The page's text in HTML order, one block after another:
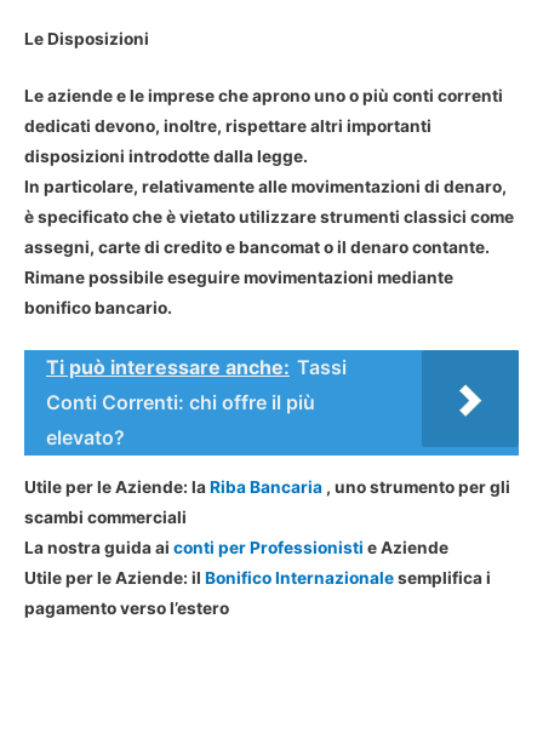
Le Disposizioni
Le aziende e le imprese che aprono uno o più conti correnti
dedicati devono, inoltre, rispettare altri importanti
disposizioni introdotte dalla legge.
In particolare, relativamente alle movimentazioni di denaro,
è specificato che è vietato utilizzare strumenti classici come
assegni, carte di credito e bancomat o il denaro contante.
Rimane possibile eseguire movimentazioni mediante
bonifico bancario.
Ti può interessare anche: Tassi
Conti Correnti: chi offre il più
elevato?
Utile per le Aziende: laRiba Bancaria , uno strumento per gli
scambi commerciali
La nostra guida ai conti per Professionisti e Aziende
Utile per le Aziende: il Bonifico Internazionalesemplifica i
pagamento verso l’estero